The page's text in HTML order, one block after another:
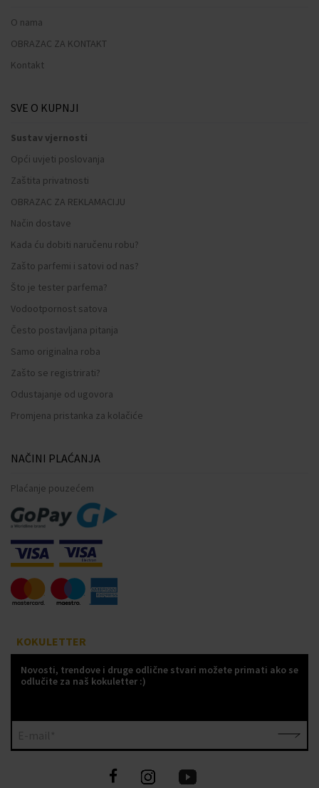
O nama
OBRAZAC ZA KONTAKT
Kontakt
SVE O KUPNJI
Sustav vjernosti
Opći uvjeti poslovanja
Zaštita privatnosti
OBRAZAC ZA REKLAMACIJU
Način dostave
Kada ću dobiti naručenu robu?
Zašto parfemi i satovi od nas?
Što je tester parfema?
Vodootpornost satova
Često postavljana pitanja
Samo originalna roba
Zašto se registrirati?
Odustajanje od ugovora
Promjena pristanka za kolačiće
NAČINI PLAĆANJA
Plaćanje pouzećem
KOKULETTER
Novosti, trendove i druge odlične stvari možete primati ako se
odlučite za naš kokuletter :)